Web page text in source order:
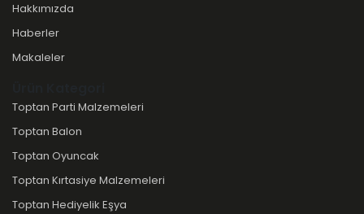
Hakkımızda
Haberler
Makaleler
Toptan Parti Malzemeleri
Toptan Balon
Toptan Oyuncak
Toptan Kırtasiye Malzemeleri
Toptan Hediyelik Eşya